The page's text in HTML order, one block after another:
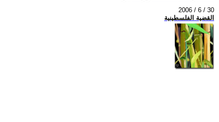
2006 / 6 / 30
القضية الفلسطينية